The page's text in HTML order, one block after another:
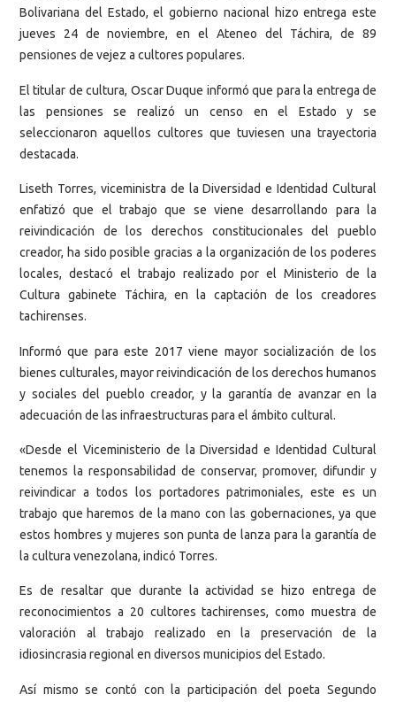
Bolivariana del Estado, el gobierno nacional hizo entrega este
jueves 24 de noviembre, en el Ateneo del Táchira, de 89
pensiones de vejez a cultores populares.
El titular de cultura, Oscar Duque informó que para la entrega de
las pensiones se realizó un censo en el Estado y se
seleccionaron aquellos cultores que tuviesen una trayectoria
destacada.
Liseth Torres, viceministra de la Diversidad e Identidad Cultural
enfatizó que el trabajo que se viene desarrollando para la
reivindicación de los derechos constitucionales del pueblo
creador, ha sido posible gracias a la organización de los poderes
locales, destacó el trabajo realizado por el Ministerio de la
Cultura gabinete Táchira, en la captación de los creadores
tachirenses.
Informó que para este 2017 viene mayor socialización de los
bienes culturales, mayor reivindicación de los derechos humanos
y sociales del pueblo creador, y la garantía de avanzar en la
adecuación de las infraestructuras para el ámbito cultural.
«Desde el Viceministerio de la Diversidad e Identidad Cultural
tenemos la responsabilidad de conservar, promover, difundir y
reivindicar a todos los portadores patrimoniales, este es un
trabajo que haremos de la mano con las gobernaciones, ya que
estos hombres y mujeres son punta de lanza para la garantía de
la cultura venezolana, indicó Torres.
Es de resaltar que durante la actividad se hizo entrega de
reconocimientos a 20 cultores tachirenses, como muestra de
valoración al trabajo realizado en la preservación de la
idiosincrasia regional en diversos municipios del Estado.
Así mismo se contó con la participación del poeta Segundo